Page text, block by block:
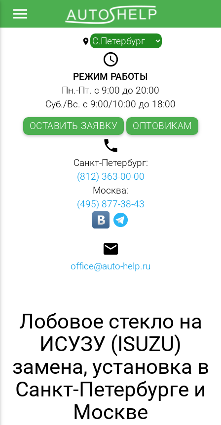
menu
location_on ▼
query_builder
РЕЖИМ РАБОТЫ
Пн.-Пт. с 9:00 до 20:00
Суб./Вс. с 9:00/10:00 до 18:00
ОСТАВИТЬ ЗАЯВКУ
ОПТОВИКАМ
local_phone
Санкт-Петербург:
(812) 363-00-00
Москва:
(495) 877-38-43
email
office@auto-help.ru
Лобовое стекло на
ИСУЗУ (ISUZU)
замена, установка в
Санкт-Петербурге и
Москве